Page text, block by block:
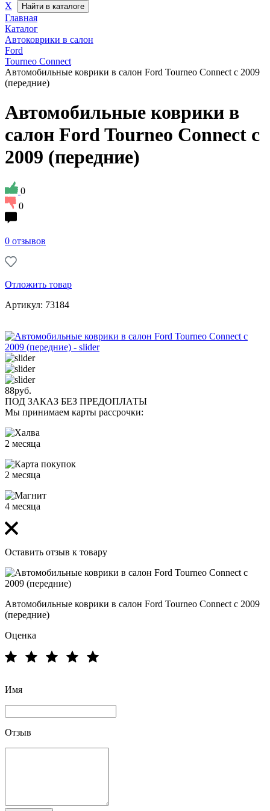
Х
Найти в каталоге
Главная
Каталог
Автоковрики в салон
Ford
Tourneo Connect
Автомобильные коврики в салон Ford Tourneo Connect с 2009
(передние)
Автомобильные коврики в
салон Ford Tourneo Connect с
2009 (передние)
0
0
0 отзывов
Отложить товар
Артикул: 73184
88руб.
ПОД ЗАКАЗ БЕЗ ПРЕДОПЛАТЫ
Мы принимаем карты рассрочки:
2 месяца
2 месяца
4 месяца
Оставить отзыв к товару
Автомобильные коврики в салон Ford Tourneo Connect с 2009
(передние)
Оценка
Имя
Отзыв